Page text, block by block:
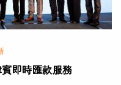
即時匯款服務